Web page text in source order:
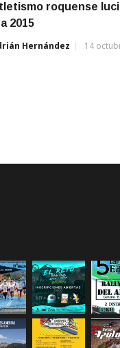
roquense
2015
Hernández 14